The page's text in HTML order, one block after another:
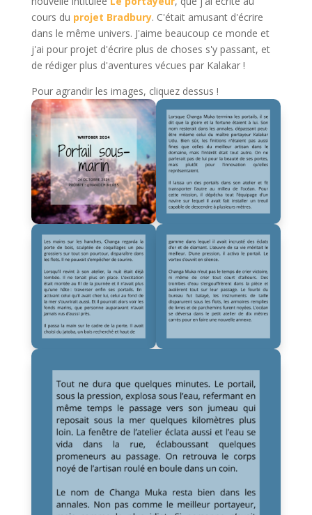
cours du projet Bradbury. C'était amusant d'écrire
dans le même univers. J'aime beaucoup ce monde et
j'ai pour projet d'écrire plus de choses s'y passant, et
de rédiger plus d'aventures vécues par Kalakar !
Pour agrandir les images, cliquez dessus !